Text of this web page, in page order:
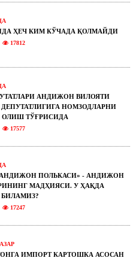
ҲЕЧ КИМ КЎЧАДА ҚОЛМАЙДИ
17812
АНДИЖОН ВИЛОЯТИ
НОМЗОДЛАРНИ
ОЛИШ ТЎҒРИСИДА
17577
«АНДИЖОН ПОЛЬКАСИ» - АНДИЖОН
МАДҲИЯСИ. У ҲАҚДА
17247
ИМПОРТ КАРТОШКА АСОСАН